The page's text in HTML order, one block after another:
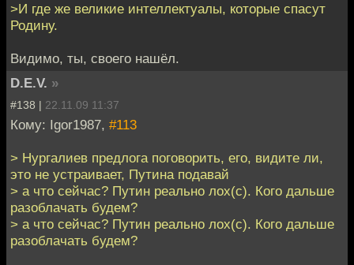
>И где же великие интеллектуалы, которые спасут
Родину.
Видимо, ты, своего нашёл.
D.E.V. »
#138 | 22.11.09 11:37
Кому: Igor1987, #113
> Нургалиев предлога поговорить, его, видите ли,
это не устраивает, Путина подавай
> а что сейчас? Путин реально лох(с). Кого дальше
разоблачать будем?
> а что сейчас? Путин реально лох(с). Кого дальше
разоблачать будем?